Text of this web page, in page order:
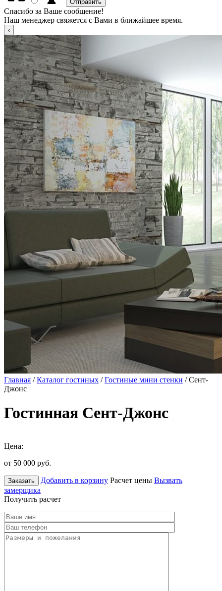
Спасибо за Ваше сообщение!
Наш менеджер свяжется с Вами в ближайшее время.
Главная /Каталог гостиных /Гостиные мини стенки / Сент-
Джонс
Гостинная Сент-Джонс
Цена:
от 50 000 руб.
Заказать Добавить в корзину Расчет цены Вызвать
замерщика
Получить расчет